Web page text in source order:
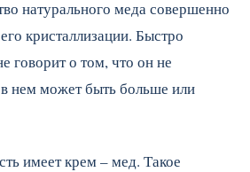
натурального меда совершенно
кристаллизации. Быстро
говорит о том, что он не
нем может быть больше или
имеет крем – мед. Такое